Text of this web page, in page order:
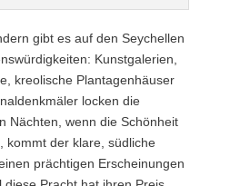
gibt es auf den Seychellen
Kunstgalerien,
kreolische Plantagenhäuser
locken die
Nächten, wenn die Schönheit
kommt der klare, südliche
prächtigen Erscheinungen